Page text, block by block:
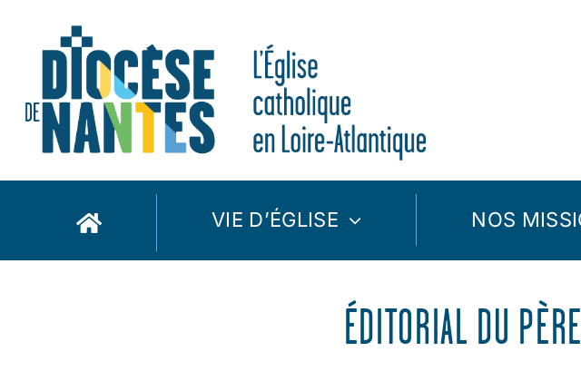
contenu
VIE D’ÉGLISE NOS
ÉDITORIAL DU